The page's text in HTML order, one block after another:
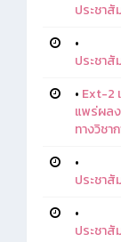
ประชา
•
ประชา
• Ext-2
แพร่ผล
ทางวิชา
•
ประชา
•
ประชา